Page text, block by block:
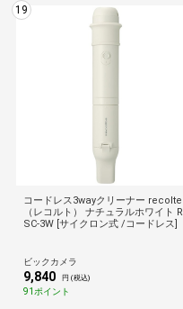
19
コードレス3wayクリーナー recolte
（レコルト） ナチュラルホワイト R
SC-3W [サイクロン式 /コードレス]
ビックカメラ
9,840 円 (税込)
91ポイント